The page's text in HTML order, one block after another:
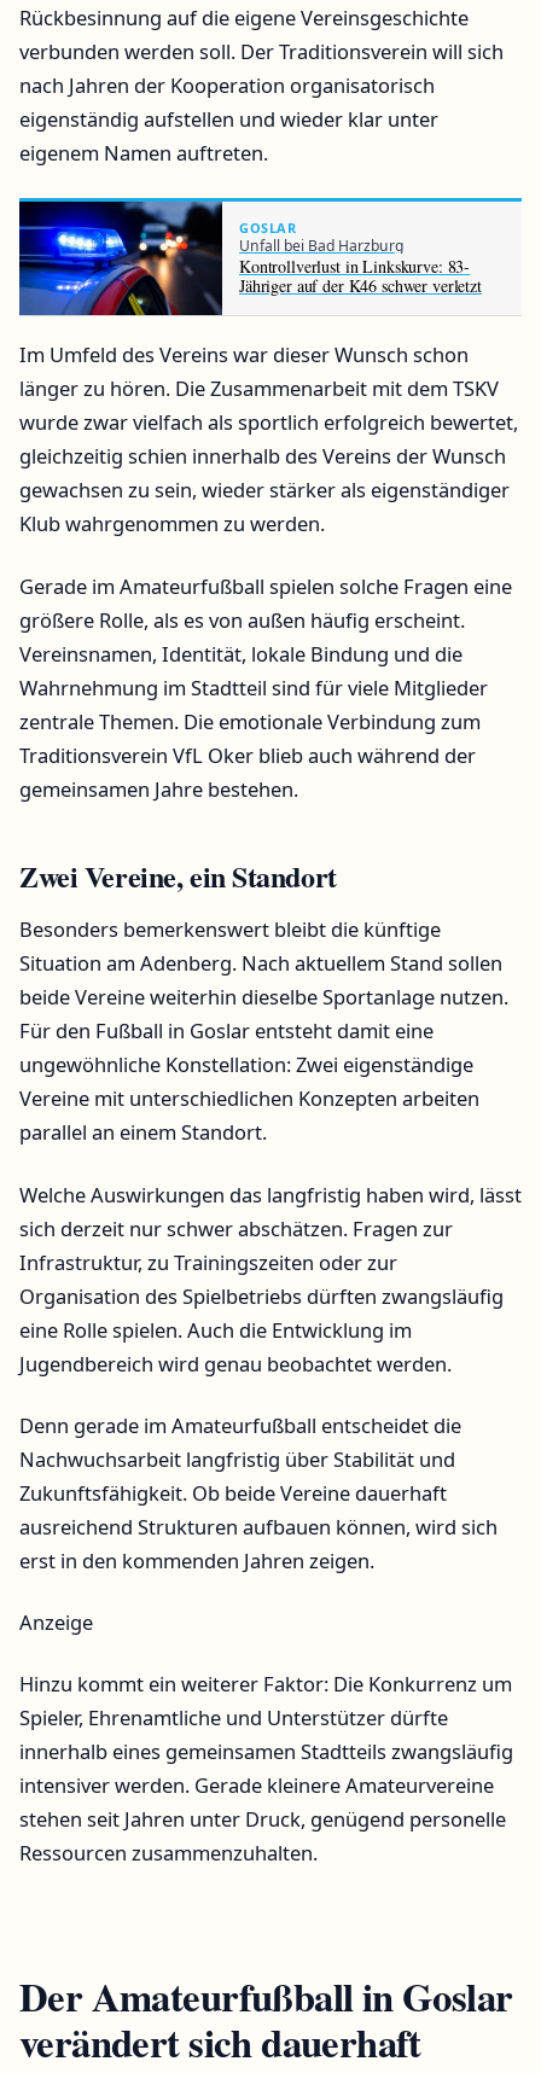
Rückbesinnung auf die eigene Vereinsgeschichte
verbunden werden soll. Der Traditionsverein will sich
nach Jahren der Kooperation organisatorisch
eigenständig aufstellen und wieder klar unter
eigenem Namen auftreten.
GOSLAR
Unfall bei Bad Harzburg
Kontrollverlust in Linkskurve: 83-
Jähriger auf der K46 schwer verletzt
Im Umfeld des Vereins war dieser Wunsch schon
länger zu hören. Die Zusammenarbeit mit dem TSKV
wurde zwar vielfach als sportlich erfolgreich bewertet,
gleichzeitig schien innerhalb des Vereins der Wunsch
gewachsen zu sein, wieder stärker als eigenständiger
Klub wahrgenommen zu werden.
Gerade im Amateurfußball spielen solche Fragen eine
größere Rolle, als es von außen häufig erscheint.
Vereinsnamen, Identität, lokale Bindung und die
Wahrnehmung im Stadtteil sind für viele Mitglieder
zentrale Themen. Die emotionale Verbindung zum
Traditionsverein VfL Oker blieb auch während der
gemeinsamen Jahre bestehen.
Zwei Vereine, ein Standort
Besonders bemerkenswert bleibt die künftige
Situation am Adenberg. Nach aktuellem Stand sollen
beide Vereine weiterhin dieselbe Sportanlage nutzen.
Für den Fußball in Goslar entsteht damit eine
ungewöhnliche Konstellation: Zwei eigenständige
Vereine mit unterschiedlichen Konzepten arbeiten
parallel an einem Standort.
Welche Auswirkungen das langfristig haben wird, lässt
sich derzeit nur schwer abschätzen. Fragen zur
Infrastruktur, zu Trainingszeiten oder zur
Organisation des Spielbetriebs dürften zwangsläufig
eine Rolle spielen. Auch die Entwicklung im
Jugendbereich wird genau beobachtet werden.
Denn gerade im Amateurfußball entscheidet die
Nachwuchsarbeit langfristig über Stabilität und
Zukunftsfähigkeit. Ob beide Vereine dauerhaft
ausreichend Strukturen aufbauen können, wird sich
erst in den kommenden Jahren zeigen.
Anzeige
Hinzu kommt ein weiterer Faktor: Die Konkurrenz um
Spieler, Ehrenamtliche und Unterstützer dürfte
innerhalb eines gemeinsamen Stadtteils zwangsläufig
intensiver werden. Gerade kleinere Amateurvereine
stehen seit Jahren unter Druck, genügend personelle
Ressourcen zusammenzuhalten.
Der Amateurfußball in Goslar
verändert sich dauerhaft